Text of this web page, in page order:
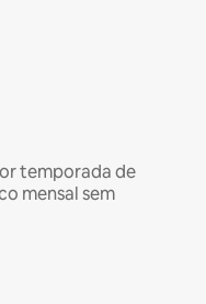
temporada de
mensal sem